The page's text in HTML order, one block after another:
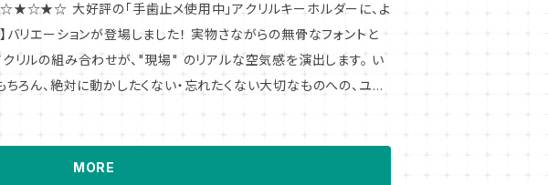
ーホルダーに、よ
場しました！ 実物さながらの無骨なフォントと
リルの組み合わせが、"現場" のリアルな空気感を演出します。 い
ろん、絶対に動かしたくない・忘れたくない大切なものへの、ユー
さい。
MORE